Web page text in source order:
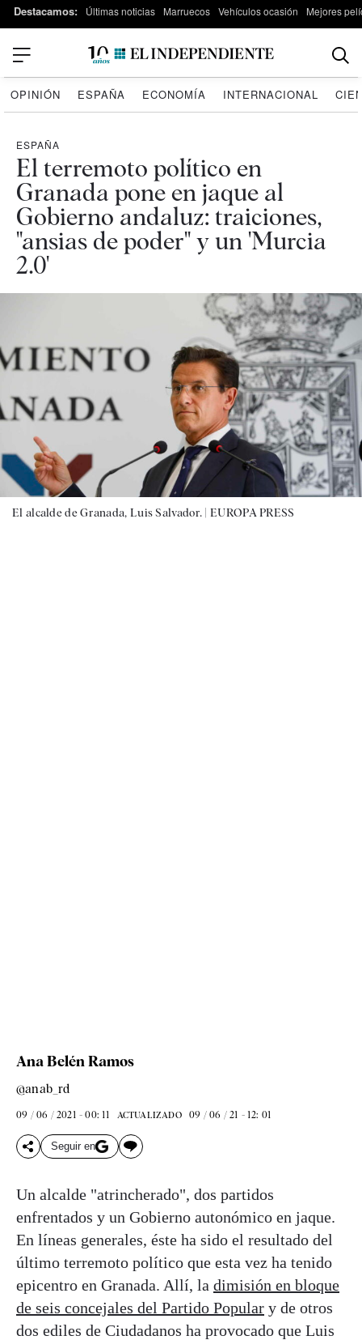
Destacamos: Últimas noticias Marruecos Vehículos ocasión Mejores
OPINIÓN ESPAÑA ECONOMÍA INTERNACIONAL
ESPAÑA
El terremoto político en
Granada pone en jaque al
Gobierno andaluz: traiciones,
"ansias de poder" y un 'Murcia
2.0'
El alcalde de Granada, Luis Salvador. |EUROPA PRESS
Ana Belén Ramos
@anab_rd
09 / 06 / 2021 - 00: 11 ACTUALIZADO 09 / 06 / 21 - 12: 01
Seguir en
Un alcalde "atrincherado", dos partidos
enfrentados y un Gobierno autonómico en jaque.
En líneas generales, éste ha sido el resultado del
último terremoto político que esta vez ha tenido
epicentro en Granada. Allí, la dimisión en bloque
de seis concejales del Partido Popular y de otros
dos ediles de Ciudadanos ha provocado que Luis